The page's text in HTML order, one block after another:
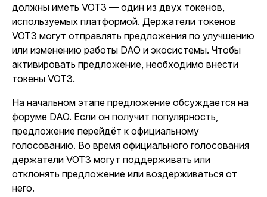
должны иметь VOT3 — один из двух токенов,
используемых платформой. Держатели токенов
VOT3 могут отправлять предложения по улучшению
или изменению работы DAO и экосистемы. Чтобы
активировать предложение, необходимо внести
токены VOT3.
На начальном этапе предложение обсуждается на
форуме DAO. Если он получит популярность,
предложение перейдёт к официальному
голосованию. Во время официального голосования
держатели VOT3 могут поддерживать или
отклонять предложение или воздерживаться от
него.